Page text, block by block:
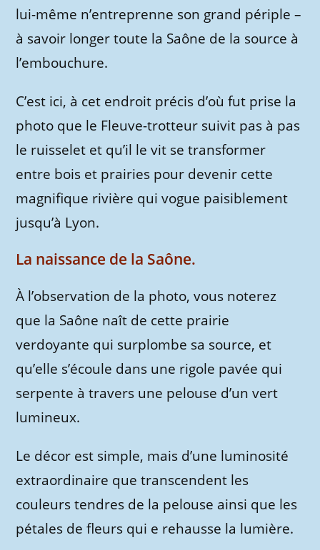
lui-même n’entreprenne son grand périple –
à savoir longer toute la Saône de la source à
l’embouchure.
C’est ici, à cet endroit précis d’où fut prise la
photo que le Fleuve-trotteur suivit pas à pas
le ruisselet et qu’il le vit se transformer
entre bois et prairies pour devenir cette
magnifique rivière qui vogue paisiblement
jusqu’à Lyon.
La naissance de la Saône.
À l’observation de la photo, vous noterez
que la Saône naît de cette prairie
verdoyante qui surplombe sa source, et
qu’elle s’écoule dans une rigole pavée qui
serpente à travers une pelouse d’un vert
lumineux.
Le décor est simple, mais d’une luminosité
extraordinaire que transcendent les
couleurs tendres de la pelouse ainsi que les
pétales de fleurs qui e rehausse la lumière.